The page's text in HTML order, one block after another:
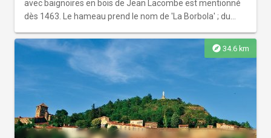
avec baignoires en bois de Jean Lacombe est mentionné
dès 1463. Le hameau prend le nom de 'La Borbola' ; du
explore 34.6 km